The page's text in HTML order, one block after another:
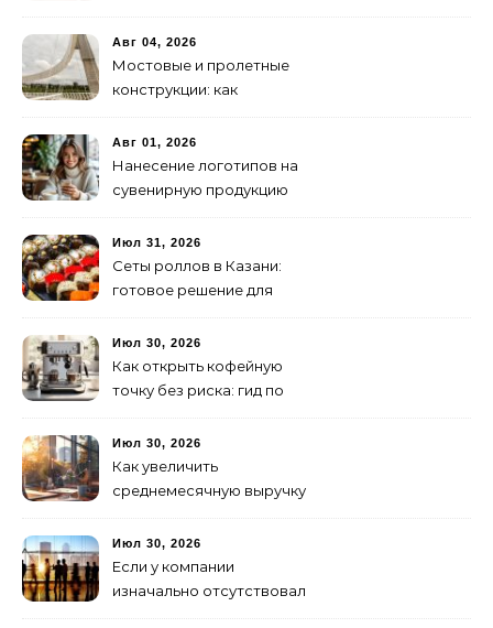
Авг 04, 2026
Мостовые и пролетные
конструкции: как
изготовление и поставку
Авг 01, 2026
Нанесение логотипов на
сувенирную продукцию
Июл 31, 2026
Сеты роллов в Казани:
готовое решение для
друзьями
Июл 30, 2026
Как открыть кофейную
точку без риска: гид по
Июл 30, 2026
Как увеличить
среднемесячную выручку
лишних затрат
Июл 30, 2026
Если у компании
изначально отсутствовал